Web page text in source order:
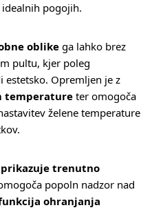
pogojih.
oblike ga lahko brez
pultu, kjer poleg
Opremljen je z
temperature ter omogoča
želene temperature
prikazuje trenutno
popoln nadzor nad
ohranjanja